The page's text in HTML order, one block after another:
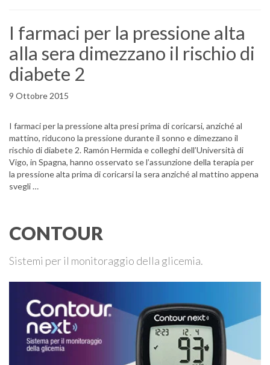
I farmaci per la pressione alta
alla sera dimezzano il rischio di
diabete 2
9 Ottobre 2015
I farmaci per la pressione alta presi prima di coricarsi, anziché al
mattino, riducono la pressione durante il sonno e dimezzano il
rischio di diabete 2. Ramón Hermida e colleghi dell’Università di
Vigo, in Spagna, hanno osservato se l’assunzione della terapia per
la pressione alta prima di coricarsi la sera anziché al mattino appena
svegli …
CONTOUR
Sistemi per il monitoraggio della glicemia.